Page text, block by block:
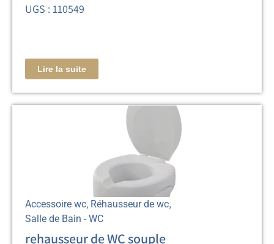
UGS : 110549
Lire la suite
Accessoire wc, Réhausseur de wc,
Salle de Bain - WC
rehausseur de WC souple